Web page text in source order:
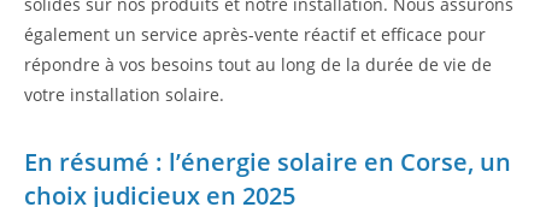
également un service après-vente réactif et efficace pour
répondre à vos besoins tout au long de la durée de vie de
votre installation solaire.
En résumé : l’énergie solaire en Corse, un
choix judicieux en 2025